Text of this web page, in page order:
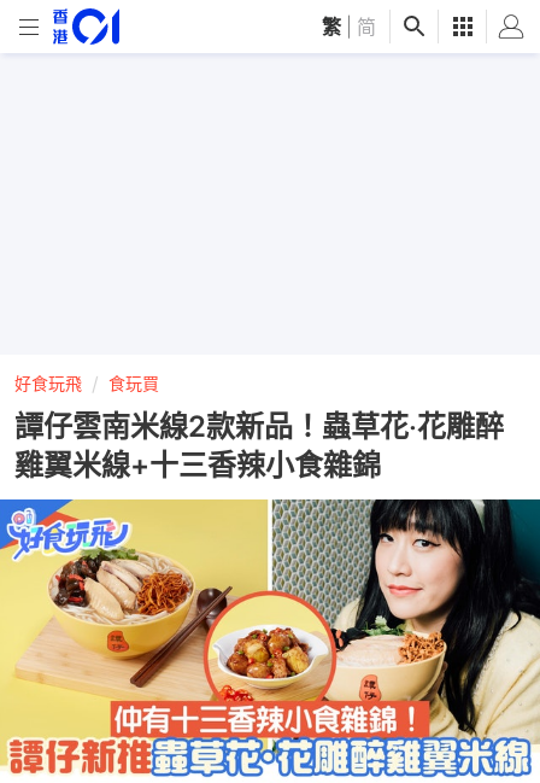
繁 简
好食玩飛 食玩買
譚仔雲南米線2款新品！蟲草花‧花雕醉
雞翼米線+十三香辣小食雜錦